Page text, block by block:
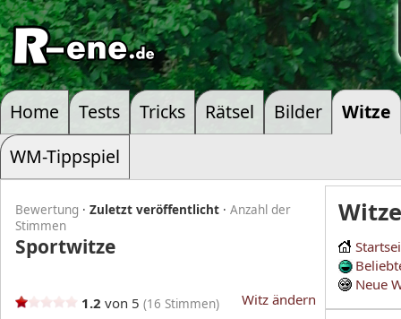
Home Tests Tricks Rätsel Bilder
Witze
WM-Tippspiel
Witze
Neue
Bewertung · Zuletzt veröffentlicht · Anzahl der
Stimmen
Sportwitze
Witz ändern
1.2 von 5 (16 Stimmen)